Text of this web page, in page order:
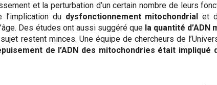
et la perturbation d’un certain nombre de leurs
du dysfonctionnement mitochondrial et
Des études ont aussi suggéré que la quantité
restent minces. Une équipe de chercheurs de
de l’ADN des mitochondries était